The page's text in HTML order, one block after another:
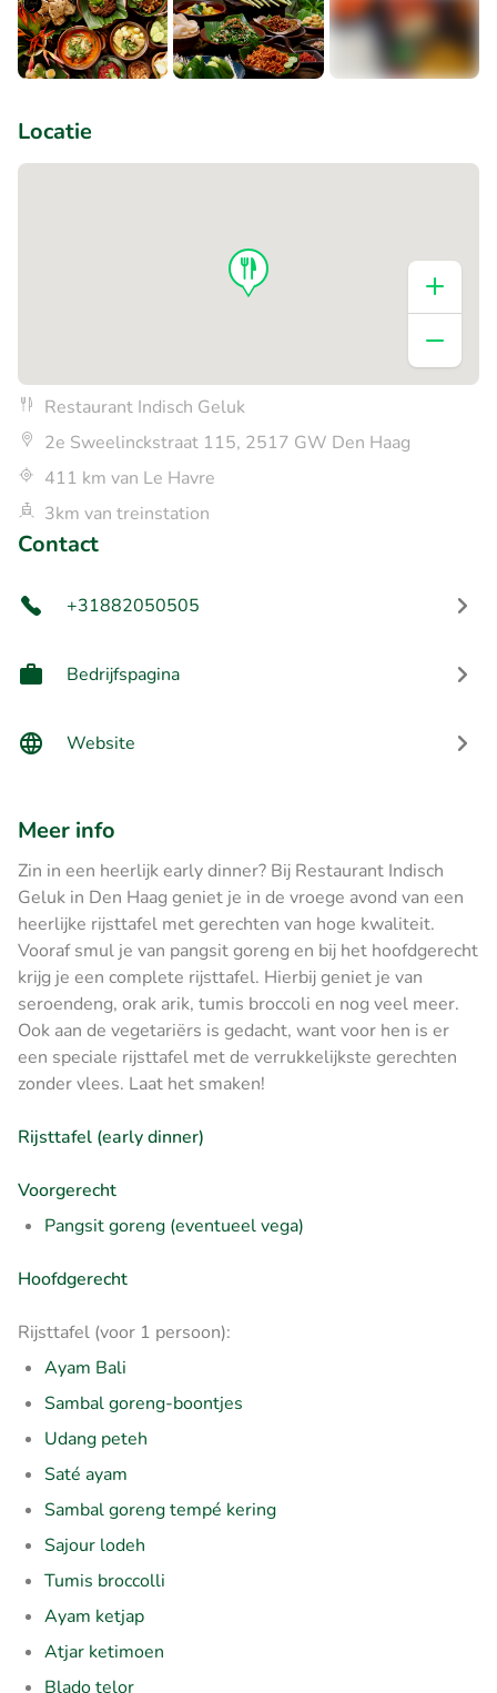
Locatie
Restaurant Indisch Geluk
2e Sweelinckstraat 115, 2517 GW Den Haag
411 km van Le Havre
3km van treinstation
Contact
+31882050505
Bedrijfspagina
Website
Meer info
Zin in een heerlijk early dinner? Bij Restaurant Indisch
Geluk in Den Haag geniet je in de vroege avond van een
heerlijke rijsttafel met gerechten van hoge kwaliteit.
Vooraf smul je van pangsit goreng en bij het hoofdgerecht
krijg je een complete rijsttafel. Hierbij geniet je van
seroendeng, orak arik, tumis broccoli en nog veel meer.
Ook aan de vegetariërs is gedacht, want voor hen is er
een speciale rijsttafel met de verrukkelijkste gerechten
zonder vlees. Laat het smaken!
Rijsttafel (early dinner)
Voorgerecht
Pangsit goreng (eventueel vega)
Hoofdgerecht
Rijsttafel (voor 1 persoon):
Ayam Bali
Sambal goreng-boontjes
Udang peteh
Saté ayam
Sambal goreng tempé kering
Sajour lodeh
Tumis broccolli
Ayam ketjap
Atjar ketimoen
Blado telor